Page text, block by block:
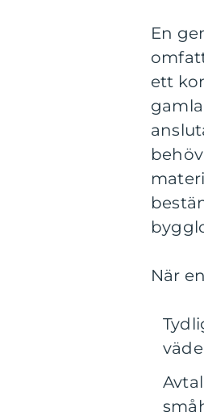
En
ett
När